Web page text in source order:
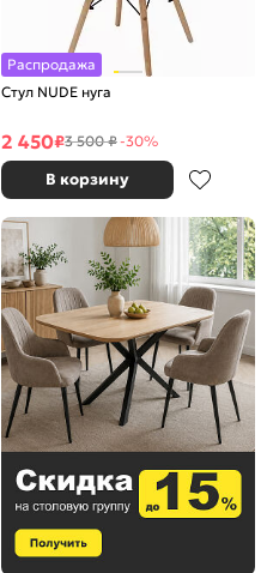
Распродажа
Стул NUDE нуга
2 450₽3 500 ₽-30%
В корзину